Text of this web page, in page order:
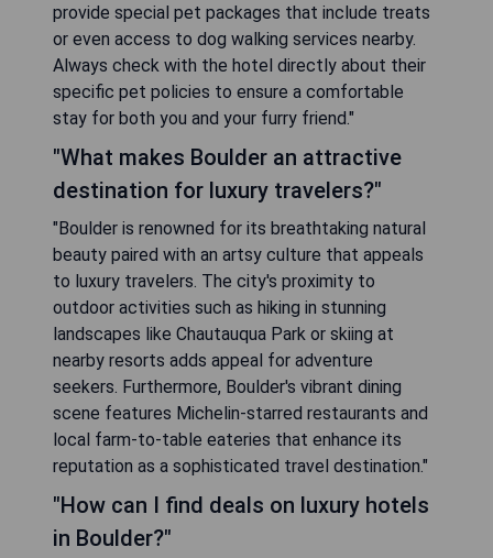
provide special pet packages that include treats
or even access to dog walking services nearby.
Always check with the hotel directly about their
specific pet policies to ensure a comfortable
stay for both you and your furry friend."
"What makes Boulder an attractive
destination for luxury travelers?"
"Boulder is renowned for its breathtaking natural
beauty paired with an artsy culture that appeals
to luxury travelers. The city's proximity to
outdoor activities such as hiking in stunning
landscapes like Chautauqua Park or skiing at
nearby resorts adds appeal for adventure
seekers. Furthermore, Boulder's vibrant dining
scene features Michelin-starred restaurants and
local farm-to-table eateries that enhance its
reputation as a sophisticated travel destination."
"How can I find deals on luxury hotels
in Boulder?"